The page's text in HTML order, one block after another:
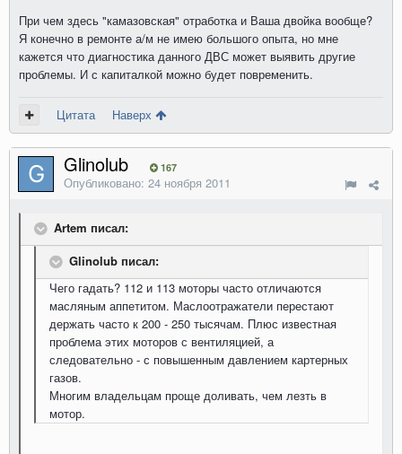
При чем здесь "камазовская" отработка и Ваша двойка вообще?
Я конечно в ремонте а/м не имею большого опыта, но мне
кажется что диагностика данного ДВС может выявить другие
проблемы. И с капиталкой можно будет повременить.
Цитата Наверх
Glinolub 167
Опубликовано: 24 ноября 2011
Artem писал:
Glinolub писал:
Чего гадать? 112 и 113 моторы часто отличаются
масляным аппетитом. Маслоотражатели перестают
держать часто к 200 - 250 тысячам. Плюс известная
проблема этих моторов с вентиляцией, а
следовательно - с повышенным давлением картерных
газов.
Многим владельцам проще доливать, чем лезть в
мотор.